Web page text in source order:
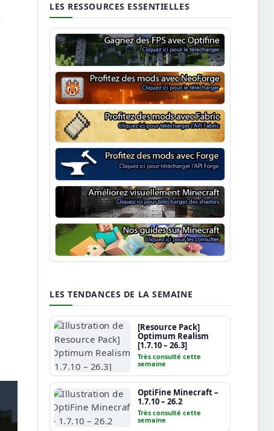
LES RESSOURCES ESSENTIELLES
Optifine
NeoForge
Minecraft Fabric
Minecraft Forge
Shaders Minecraft
Guide Minecraft
LES TENDANCES DE LA SEMAINE
[Resource Pack]
Optimum Realism
[1.7.10 – 26.3]
Très consulté cette
semaine
OptiFine Minecraft –
1.7.10 – 26.2
Très consulté cette
semaine